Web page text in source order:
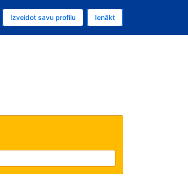
dolārs.
valoda ir Latviski.
ar savu rezervējumu.
Izveidot savu profilu Ienākt